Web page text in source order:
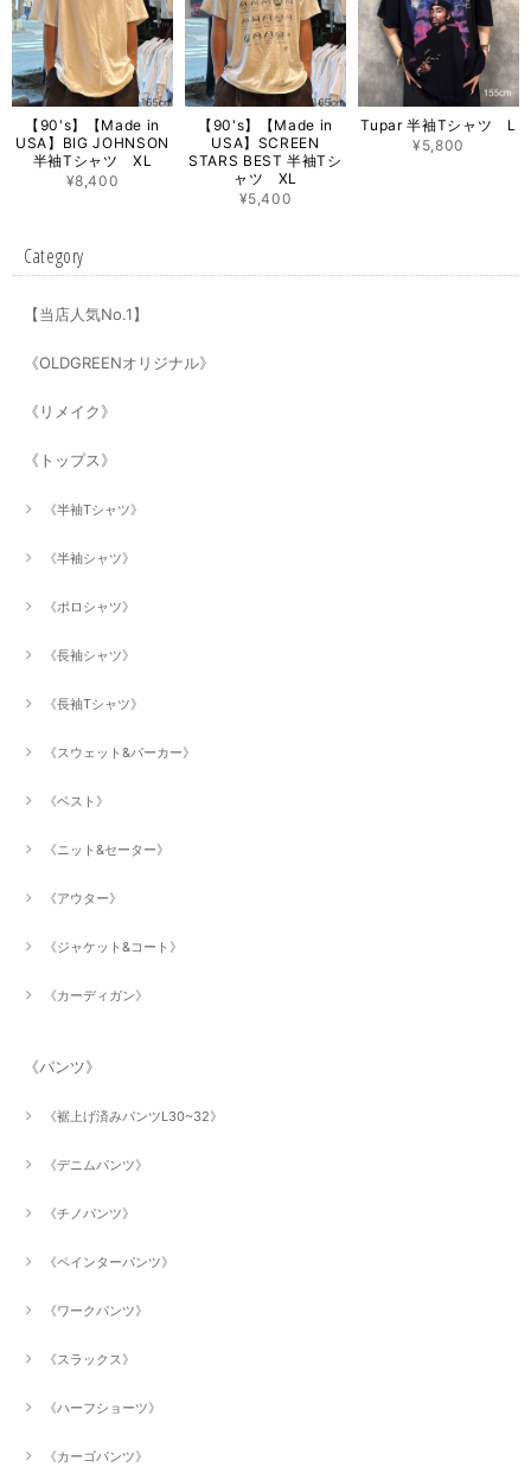
【90's】【Made in
USA】BIG JOHNSON
半袖Tシャツ XL
¥8,400
【90's】【Made in
USA】SCREEN
STARS BEST 半袖Tシ
ャツ XL
¥5,400
Tupar 半袖Tシャツ L
¥5,800
Category
【当店人気No.1】
《OLDGREENオリジナル》
《リメイク》
《トップス》
《半袖Tシャツ》
《半袖シャツ》
《ポロシャツ》
《長袖シャツ》
《長袖Tシャツ》
《スウェット&パーカー》
《ベスト》
《ニット&セーター》
《アウター》
《ジャケット&コート》
《カーディガン》
《パンツ》
《裾上げ済みパンツL30~32》
《デニムパンツ》
《チノパンツ》
《ペインターパンツ》
《ワークパンツ》
《スラックス》
《ハーフショーツ》
《カーゴパンツ》